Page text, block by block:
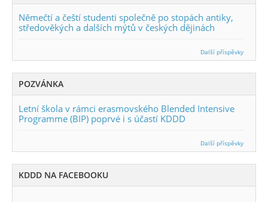
Němečtí a čeští studenti společně po stopách antiky,
středověkých a dalších mýtů v českých dějinách
Další příspěvky
POZVÁNKA
Letní škola v rámci erasmovského Blended Intensive
Programme (BIP) poprvé i s účastí KDDD
Další příspěvky
KDDD NA FACEBOOKU